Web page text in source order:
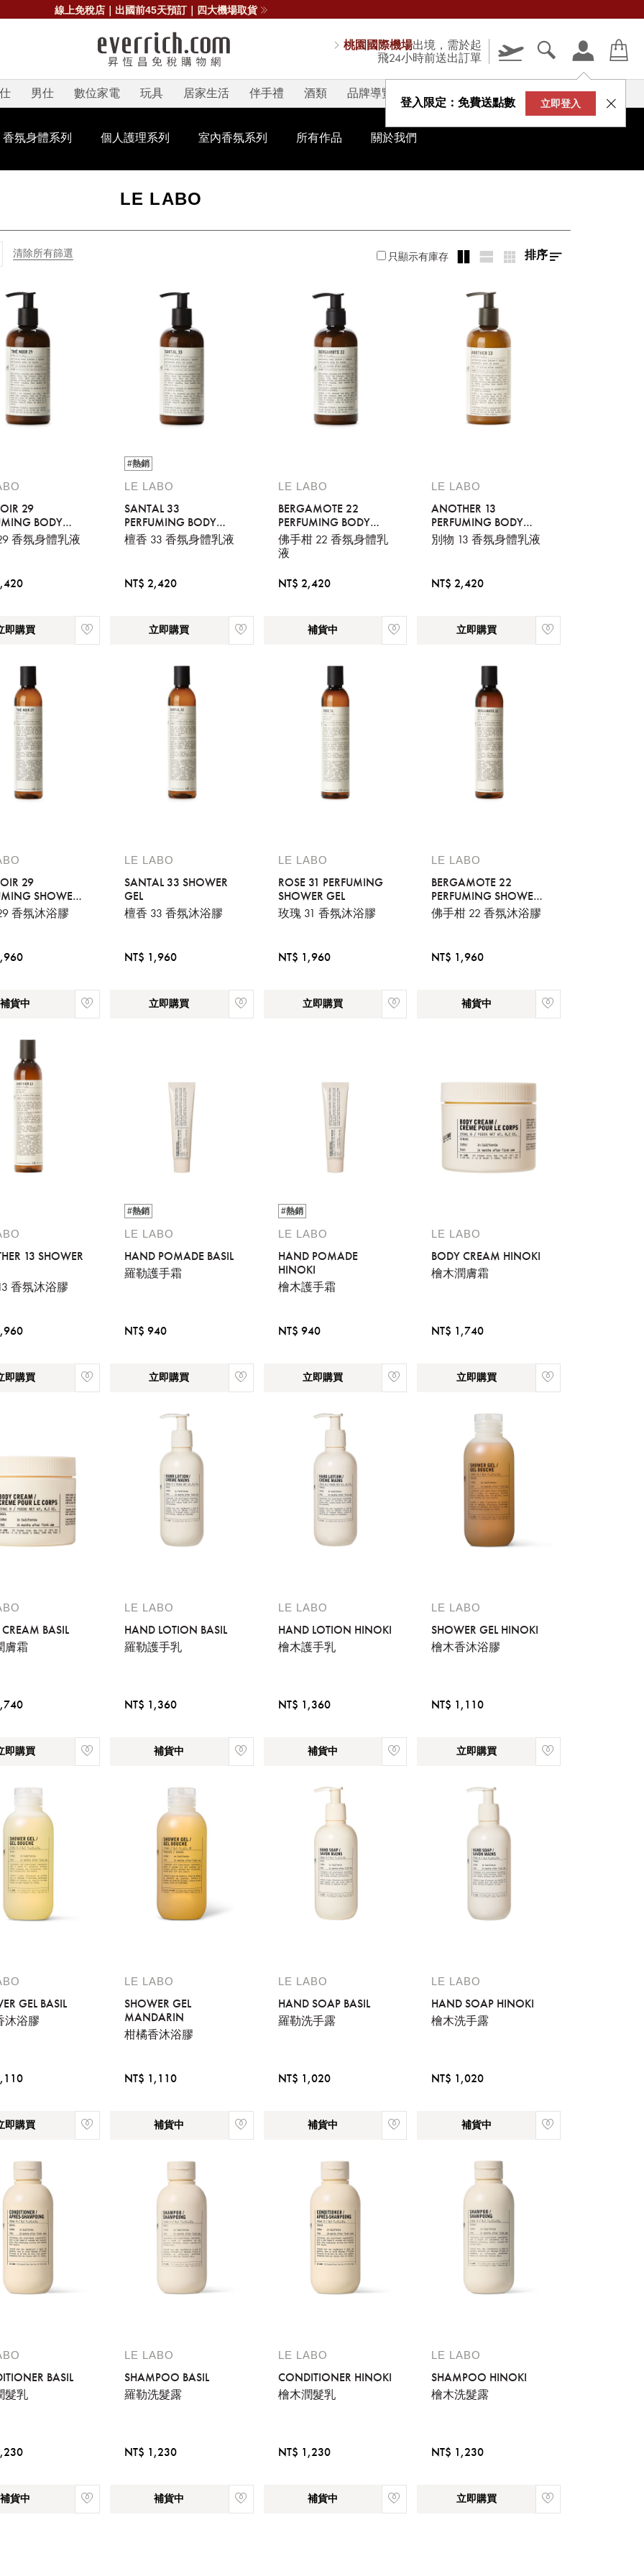
線上免稅店｜出國前45天預訂｜四大機場取貨
桃園國際機場出境，需於起
飛24小時前送出訂單
登入限定：免費送點數 立即登入
男仕 數位家電 玩具 居家生活 伴手禮 酒類 品牌導覽 V-STORY
香氛身體系列 個人護理系列 室內香氛系列 所有作品 關於我們
請選擇您的搭機地點
桃園國際機場(TPE)
臺北松山機場(TSA)
：
場的下單時間皆不相同，細節或訂購流程指引，請瀏覽購物流程說
LE LABO
清除所有篩選 只顯示有庫存 排序
29
BODY
香氛身體乳液
即購買
#熱銷
LE LABO
SANTAL 33
PERFUMING BODY
LOTION
檀香 33 香氛身體乳液
NT$ 2,420
立即購買
LE LABO
BERGAMOTE 22
PERFUMING BODY
LOTION
佛手柑 22 香氛身體乳
液
NT$ 2,420
補貨中
LE LABO
ANOTHER 13
PERFUMING BODY
LOTION
別物 13 香氛身體乳液
NT$ 2,420
立即購買
29
SHOWER
香氛沐浴膠
補貨中
LE LABO
SANTAL 33 SHOWER
GEL
檀香 33 香氛沐浴膠
NT$ 1,960
立即購買
LE LABO
ROSE 31 PERFUMING
SHOWER GEL
玫瑰 31 香氛沐浴膠
NT$ 1,960
立即購買
LE LABO
BERGAMOTE 22
PERFUMING SHOWER
GEL
佛手柑 22 香氛沐浴膠
NT$ 1,960
補貨中
13 SHOWER
香氛沐浴膠
即購買
#熱銷
LE LABO
HAND POMADE BASIL
羅勒護手霜
NT$ 940
立即購買
#熱銷
LE LABO
HAND POMADE
HINOKI
檜木護手霜
NT$ 940
立即購買
LE LABO
BODY CREAM HINOKI
檜木潤膚霜
NT$ 1,740
立即購買
BASIL
膚霜
即購買
LE LABO
HAND LOTION BASIL
羅勒護手乳
NT$ 1,360
補貨中
LE LABO
HAND LOTION HINOKI
檜木護手乳
NT$ 1,360
補貨中
LE LABO
SHOWER GEL HINOKI
檜木香沐浴膠
NT$ 1,110
立即購買
GEL BASIL
沐浴膠
即購買
LE LABO
SHOWER GEL
MANDARIN
柑橘香沐浴膠
NT$ 1,110
補貨中
LE LABO
HAND SOAP BASIL
羅勒洗手露
NT$ 1,020
補貨中
LE LABO
HAND SOAP HINOKI
檜木洗手露
NT$ 1,020
補貨中
BASIL
髮乳
補貨中
LE LABO
SHAMPOO BASIL
羅勒洗髮露
NT$ 1,230
補貨中
LE LABO
CONDITIONER HINOKI
檜木潤髮乳
NT$ 1,230
補貨中
LE LABO
SHAMPOO HINOKI
檜木洗髮露
NT$ 1,230
立即購買
您必須登入才有辦法使用喜愛清單！